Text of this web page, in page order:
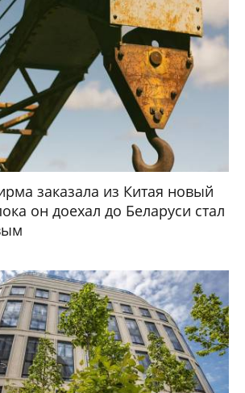
заказала из Китая новый
он доехал до Беларуси стал